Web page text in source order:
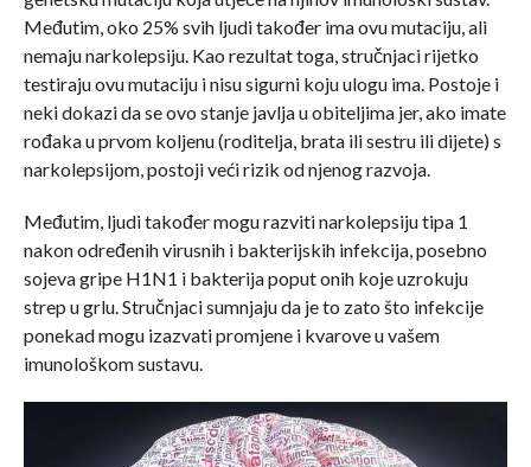
Međutim, oko 25% svih ljudi također ima ovu mutaciju, ali
nemaju narkolepsiju. Kao rezultat toga, stručnjaci rijetko
testiraju ovu mutaciju i nisu sigurni koju ulogu ima. Postoje i
neki dokazi da se ovo stanje javlja u obiteljima jer, ako imate
rođaka u prvom koljenu (roditelja, brata ili sestru ili dijete) s
narkolepsijom, postoji veći rizik od njenog razvoja.
Međutim, ljudi također mogu razviti narkolepsiju tipa 1
nakon određenih virusnih i bakterijskih infekcija, posebno
sojeva gripe H1N1 i bakterija poput onih koje uzrokuju
strep u grlu. Stručnjaci sumnjaju da je to zato što infekcije
ponekad mogu izazvati promjene i kvarove u vašem
imunološkom sustavu.